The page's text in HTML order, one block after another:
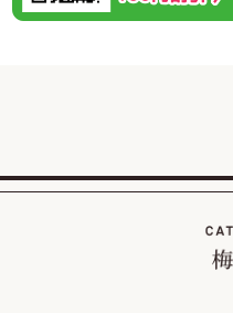
2026/02/01